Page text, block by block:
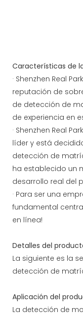
Características de
· Shenzhen Real
reputación de
de detección de
de experiencia en
· Shenzhen Real
líder y está
detección de
ha establecido un
desarrollo real del
· Para ser una
fundamental
en línea!
Detalles del
La siguiente es la
detección de
Aplicación del
La detección de